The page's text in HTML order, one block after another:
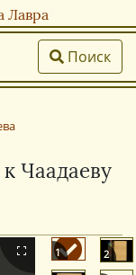
Лавра
Поиск
Чаадаеву
1 2